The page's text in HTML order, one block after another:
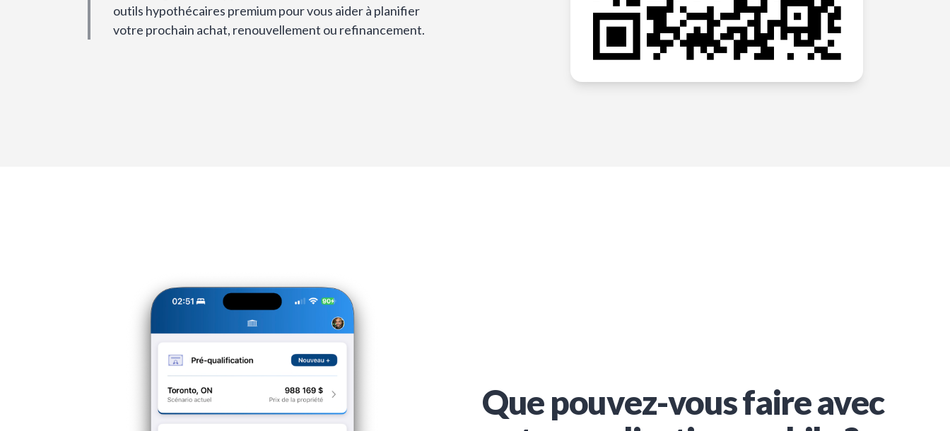
outils hypothécaires premium pour vous aider à planifier
votre prochain achat, renouvellement ou refinancement.
Que pouvez-vous faire avec